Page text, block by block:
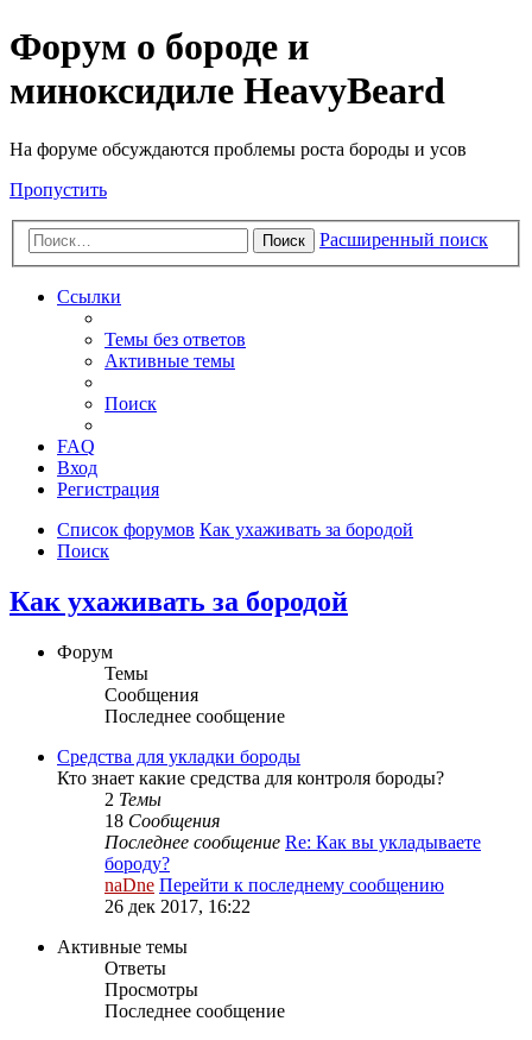
Форум о бороде и
миноксидиле HeavyBeard
На форуме обсуждаются проблемы роста бороды и усов
Пропустить
Поиск Расширенный поиск
Ссылки
Темы без ответов
Активные темы
Поиск
FAQ
Вход
Регистрация
Список форумов Как ухаживать за бородой
Поиск
Как ухаживать за бородой
Форум
Темы
Сообщения
Последнее сообщение
Средства для укладки бороды
Кто знает какие средства для контроля бороды?
2 Темы
18 Сообщения
Последнее сообщение Re: Как вы укладываете
бороду?
naDne Перейти к последнему сообщению
26 дек 2017, 16:22
Активные темы
Ответы
Просмотры
Последнее сообщение